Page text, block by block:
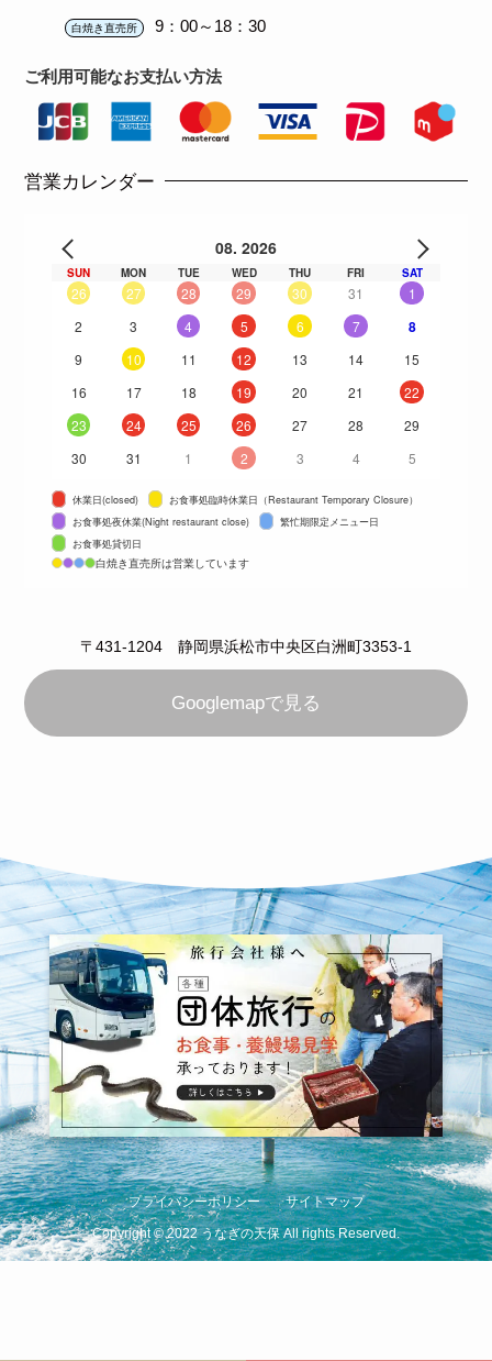
白焼き直売所 9：00～18：30
ご利用可能なお支払い方法
営業カレンダー
08. 2026
SUN MON TUE WED THU FRI SAT
26 27 28 29 30 31
1
2
3 4 5 6 7 8
9 10 11 12 13 14
15
16
17 18 19 20 21
22
23
24 25 26 27 28
29
30
31 1 2 3 4 5
休業日(closed)
お食事処臨時休業日（Restaurant Temporary Closure）
お食事処夜休業(Night restaurant close)
繁忙期限定メニュー日
お食事処貸切日
白焼き直売所は営業しています
〒431-1204 静岡県浜松市中央区白洲町3353-1
Googlemapで見る
プライバシーポリシー サイトマップ
Copyright©2022 うなぎの天保 All rights Reserved.